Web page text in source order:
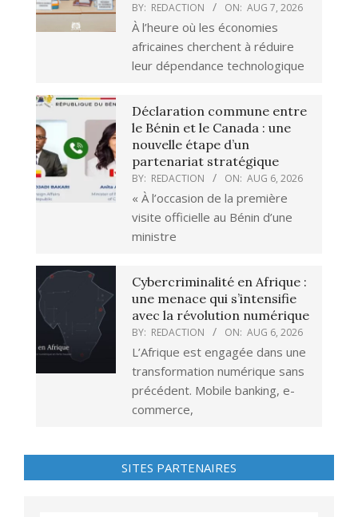
BY: REDACTION ON: AUG 7, 2026
À l’heure où les économies
africaines cherchent à réduire
leur dépendance technologique
Déclaration commune entre
le Bénin et le Canada : une
nouvelle étape d’un
partenariat stratégique
BY: REDACTION ON: AUG 6, 2026
« À l’occasion de la première
visite officielle au Bénin d’une
ministre
Cybercriminalité en Afrique :
une menace qui s’intensifie
avec la révolution numérique
BY: REDACTION ON: AUG 6, 2026
L’Afrique est engagée dans une
transformation numérique sans
précédent. Mobile banking, e-
commerce,
SITES PARTENAIRES